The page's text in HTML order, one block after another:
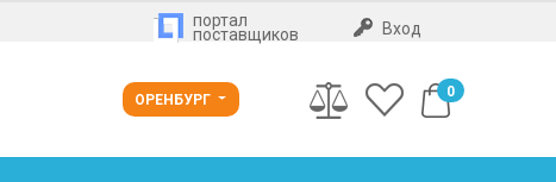
портал
поставщиков Вход
ОРЕНБУРГ 0